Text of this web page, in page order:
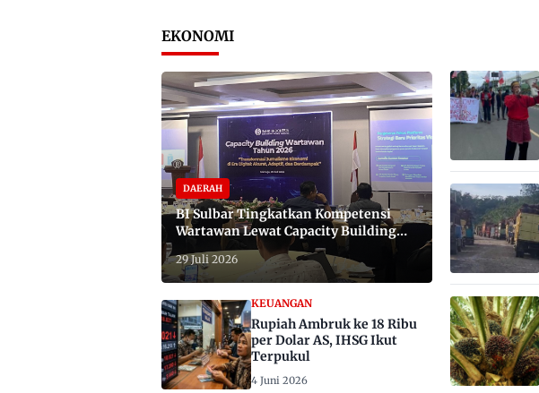
EKONOMI
DAERAH
BI Sulbar Tingkatkan Kompetensi
Wartawan Lewat Capacity Building
2026
29 Juli 2026
KEUANGAN
Rupiah Ambruk ke 18 Ribu
per Dolar AS, IHSG Ikut
Terpukul
4 Juni 2026